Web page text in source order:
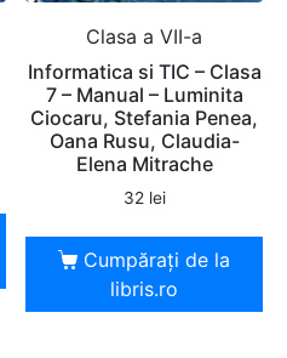
Clasa a VII-a
Informatica si TIC – Clasa
7 – Manual – Luminita
Ciocaru, Stefania Penea,
Oana Rusu, Claudia-
Elena Mitrache
32 lei
Cumpărați de la
libris.ro